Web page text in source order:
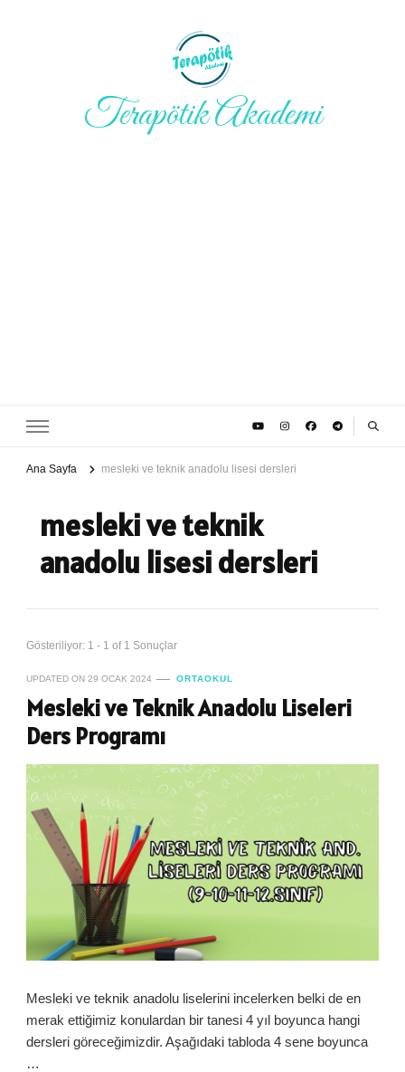
Terapötik Akademi
Ana Sayfa mesleki ve teknik anadolu lisesi dersleri
mesleki ve teknik
anadolu lisesi dersleri
Gösteriliyor: 1 - 1 of 1 Sonuçlar
UPDATED ON 29 OCAK 2024 ORTAOKUL
Mesleki ve Teknik Anadolu Liseleri
Ders Programı
Mesleki ve teknik anadolu liselerini incelerken belki de en
merak ettiğimiz konulardan bir tanesi 4 yıl boyunca hangi
dersleri göreceğimizdir. Aşağıdaki tabloda 4 sene boyunca
…